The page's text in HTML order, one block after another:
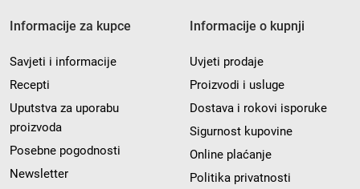
Informacije za kupce
Savjeti i informacije
Recepti
Uputstva za uporabu
proizvoda
Posebne pogodnosti
Newsletter
Informacije o kupnji
Uvjeti prodaje
Proizvodi i usluge
Dostava i rokovi isporuke
Sigurnost kupovine
Online plaćanje
Politika privatnosti